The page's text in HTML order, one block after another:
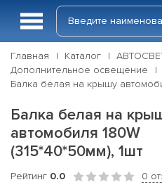
Главная Каталог
Дополнительное освещение
Балка белая на крышу
Балка белая на
автомобиля 180W
(315*40*50мм), 1шт
Рейтинг 0.0 0